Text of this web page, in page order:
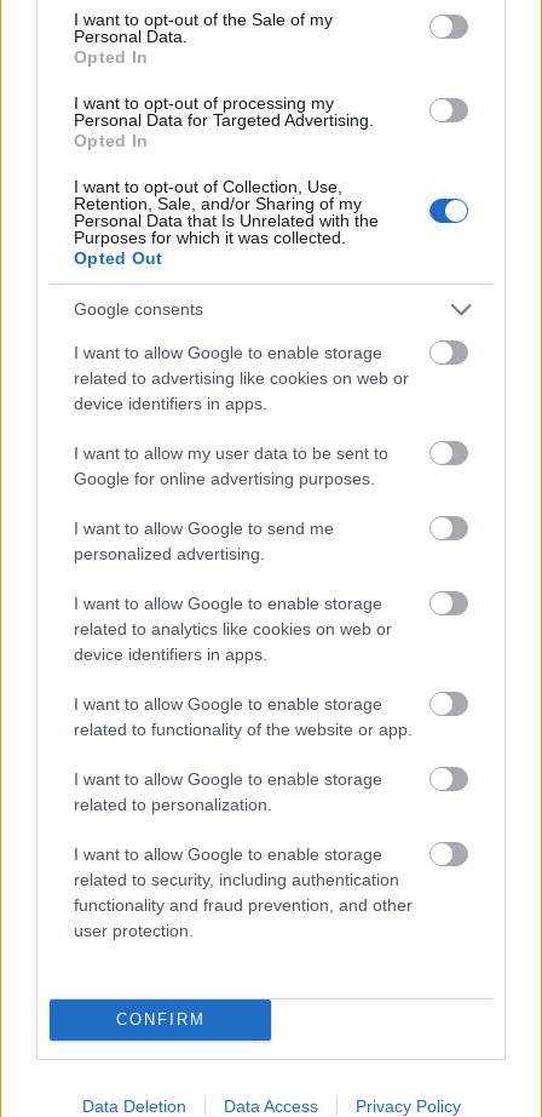
consent section.
I want to opt-out of the Sale of my
Personal Data.
Opted In
I want to opt-out of processing my
Personal Data for Targeted Advertising.
Opted In
I want to opt-out of Collection, Use,
Retention, Sale, and/or Sharing of my
Personal Data that Is Unrelated with the
Purposes for which it was collected.
Opted Out
Google consents
I want to allow Google to enable storage
related to advertising like cookies on web or
device identifiers in apps.
I want to allow my user data to be sent to
Google for online advertising purposes.
I want to allow Google to send me
personalized advertising.
I want to allow Google to enable storage
related to analytics like cookies on web or
device identifiers in apps.
I want to allow Google to enable storage
related to functionality of the website or app.
I want to allow Google to enable storage
related to personalization.
I want to allow Google to enable storage
related to security, including authentication
functionality and fraud prevention, and other
user protection.
CONFIRM
Data Deletion Data Access Privacy Policy
Korabeli írások:
- Halász Péter: Reggeli levél - Keljen fel Liliom és
Budapest, Petőfi Színház 1963.03.26.
rendező: Szendrő József